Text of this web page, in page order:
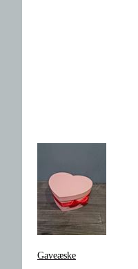
Gaveæske